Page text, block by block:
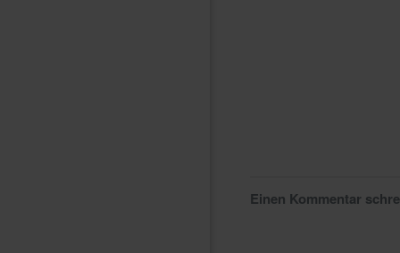
Einen Kommentar